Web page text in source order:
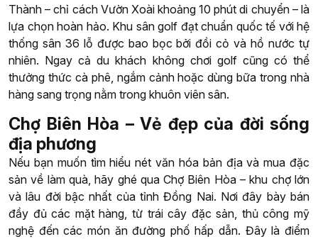
Thành – chỉ cách Vườn Xoài khoảng 10 phút di chuyển – là
lựa chọn hoàn hảo. Khu sân golf đạt chuẩn quốc tế với hệ
thống sân 36 lỗ được bao bọc bởi đồi cỏ và hồ nước tự
nhiên. Ngay cả du khách không chơi golf cũng có thể
thưởng thức cà phê, ngắm cảnh hoặc dùng bữa trong nhà
hàng sang trọng nằm trong khuôn viên sân.
Chợ Biên Hòa – Vẻ đẹp của đời sống
địa phương
Nếu bạn muốn tìm hiểu nét văn hóa bản địa và mua đặc
sản về làm quà, hãy ghé qua Chợ Biên Hòa – khu chợ lớn
và lâu đời bậc nhất của tỉnh Đồng Nai. Nơi đây bày bán
đầy đủ các mặt hàng, từ trái cây đặc sản, thủ công mỹ
nghệ đến các món ăn đường phố hấp dẫn. Đây là điểm